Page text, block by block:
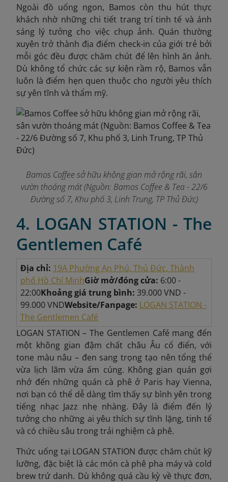
Ngoài đồ uống ngon, Bamos còn thu hút thực
khách nhờ những chi tiết trang trí tinh tế và ánh
sáng lý tưởng cho việc chụp ảnh. Quán thường
xuyên trở thành địa điểm check-in của giới trẻ bởi
mỗi góc đều được chăm chút để lên hình ăn ảnh.
Dù không tổ chức các sự kiện rầm rộ, Bamos vẫn
luôn là điểm hẹn quen thuộc cho người yêu thích
sự yên tĩnh và thẩm mỹ.
Bamos Coffee sở hữu không gian mở rộng rãi, sân
vườn thoáng mát (Nguồn: Bamos Coffee & Tea - 22/6
Đường số 7, Khu phố 3, Linh Trung, TP Thủ Đức)
4. LOGAN STATION - The
Gentlemen Café
Địa chỉ: 19A Phường An Phú, Thủ Đức, Thành
phố Hồ Chí MinhGiờ mở/đóng cửa: 6:00 -
22:00Khoảng giá trung bình: 39.000 VND -
99.000 VNDWebsite/Fanpage: LOGAN STATION -
The Gentlemen Café
LOGAN STATION – The Gentlemen Café mang đến
một không gian đậm chất châu Âu cổ điển, với
tone màu nâu – đen sang trọng tạo nên tổng thể
vừa lịch lãm vừa ấm cúng. Không gian quán gợi
nhớ đến những quán cà phê ở Paris hay Vienna,
nơi bạn có thể dễ dàng tìm thấy sự bình yên trong
tiếng nhạc Jazz nhẹ nhàng. Đây là điểm đến lý
tưởng cho những ai yêu thích sự tĩnh lặng, tinh tế
và có chiều sâu trong trải nghiệm cà phê.
Thức uống tại LOGAN STATION được chăm chút kỹ
lưỡng, đặc biệt là các món cà phê pha máy và cold
brew trứ danh. Dù không quá cầu kỳ về thực đơn,